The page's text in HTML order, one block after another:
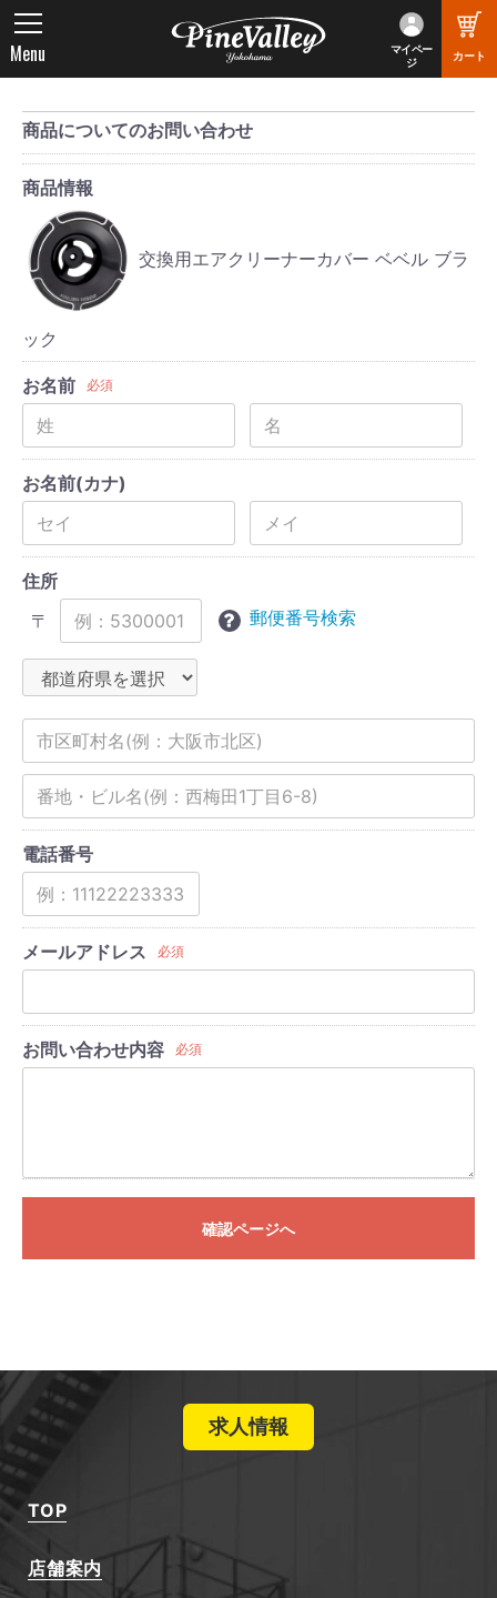
マイペー
ジ
カート
Menu
商品についてのお問い合わせ
商品情報
交換用エアクリーナーカバー ベベル ブラ
ック
お名前 必須
お名前(カナ)
住所
〒
郵便番号検索
電話番号
メールアドレス 必須
お問い合わせ内容 必須
確認ページへ
求人情報
TOP
店舗案内